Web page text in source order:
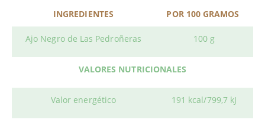
INGREDIENTES POR 100 GRAMOS
Ajo Negro de Las Pedroñeras 100 g
VALORES NUTRICIONALES
Valor energético 191 kcal/799,7 kJ